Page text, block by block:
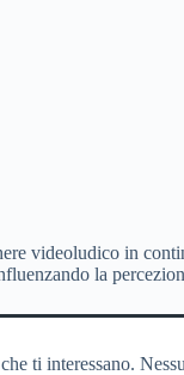
videoludico in
la
ti interessano.